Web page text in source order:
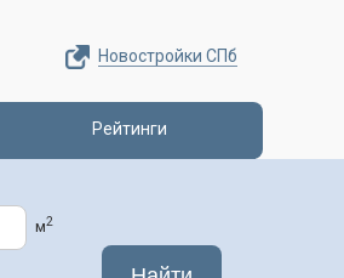
Новостройки СПб
Рейтинги
м2